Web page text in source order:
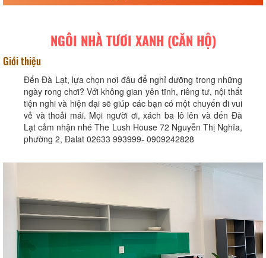
NGÔI NHÀ TƯƠI XANH (CĂN HỘ)
Giới thiệu
Đến Đà Lạt, lựa chọn nơi đâu để nghỉ dưỡng trong những
ngày rong chơi? Với không gian yên tĩnh, riêng tư, nội thất
tiện nghi và hiện đại sẽ giúp các bạn có một chuyến đi vui
vẻ và thoải mái. Mọi người ơi, xách ba lô lên và đến Đà
Lạt cảm nhận nhé The Lush House 72 Nguyễn Thị Nghĩa,
phường 2, Đalat 02633 993999- 0909242828